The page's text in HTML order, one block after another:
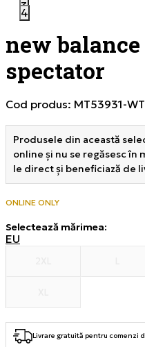
3
4
new
spectator
Cod produs: MT53931-WT
Produsele din această
online și nu se regăsesc în
le direct și beneficiază de
ONLINE ONLY
Selectează mărimea:
EU
Livrare gratuită pentru comenzi